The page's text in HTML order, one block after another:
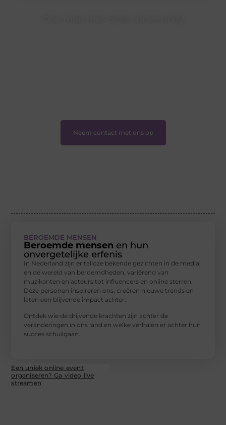
Neem contact met ons op
BEROEMDE MENSEN
Beroemde mensen en hun
onvergetelijke erfenis
In Nederland zijn er talloze bekende gezichten in de media
en de wereld van beroemdheden, variërend van
muzikanten en acteurs tot influencers en online sterren.
Deze personen inspireren ons, creëren nieuwe trends en
laten een blijvende impact achter.
Ontdek wie de drijvende krachten zijn achter de
veranderingen in ons land en welke verhalen er achter hun
succes schuilgaan.
Een uniek online event
organiseren? Ga video live
streamen